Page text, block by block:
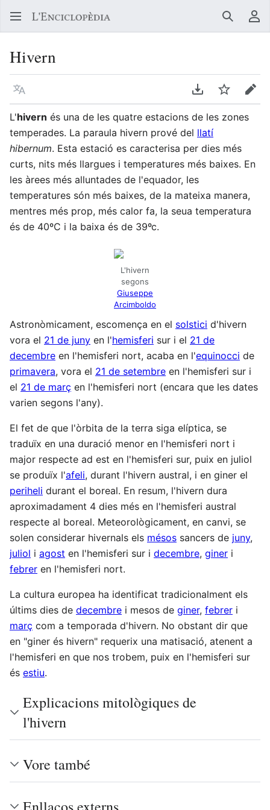
Buscar
Hivern
Llegir en un atre idioma Descarregar en
Vigilar
L'hivern és una de les quatre estacions de les zones
temperades. La paraula hivern prové del llatí
hibernum. Esta estació es caracterisa per dies més
curts, nits més llargues i temperatures més baixes. En
les àrees més alluntades de l'equador, les
temperatures són més baixes, de la mateixa manera,
mentres més prop, més calor fa, la seua temperatura
és de 40ºC i la baixa és de 39ºc.
L'hivern
segons
Giuseppe
Arcimboldo
Astronòmicament, escomença en el solstici d'hivern
vora el 21 de juny en l'hemisferi sur i el 21 de
decembre en l'hemisferi nort, acaba en l'equinocci de
primavera, vora el 21 de setembre en l'hemisferi sur i
el 21 de març en l'hemisferi nort (encara que les dates
varien segons l'any).
El fet de que l'òrbita de la terra siga elíptica, se
traduïx en una duració menor en l'hemisferi nort i
major respecte ad est en l'hemisferi sur, puix en juliol
se produïx l'afeli, durant l'hivern austral, i en giner el
periheli durant el boreal. En resum, l'hivern dura
aproximadament 4 dies més en l'hemisferi austral
respecte al boreal. Meteorològicament, en canvi, se
solen considerar hivernals els mésos sancers de juny,
juliol i agost en l'hemisferi sur i decembre, giner i
febrer en l'hemisferi nort.
La cultura europea ha identificat tradicionalment els
últims dies de decembre i mesos de giner, febrer i
març com a temporada d'hivern. No obstant dir que
en "giner és hivern" requerix una matisació, atenent a
l'hemisferi en que nos trobem, puix en l'hemisferi sur
és estiu.
Explicacions mitològiques de
l'hivern
Vore també